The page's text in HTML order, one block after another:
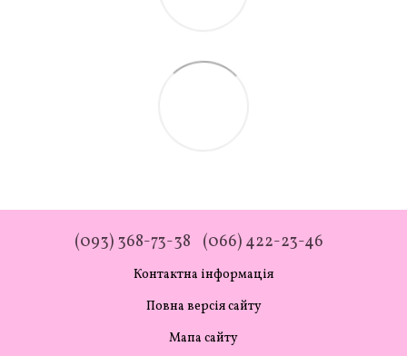
(093) 368-73-38 (066) 422-23-46
Контактна інформація
Повна версія сайту
Мапа сайту